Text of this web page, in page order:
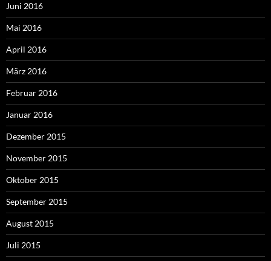
Juni 2016
Mai 2016
April 2016
März 2016
Februar 2016
Januar 2016
Dezember 2015
November 2015
Oktober 2015
September 2015
August 2015
Juli 2015